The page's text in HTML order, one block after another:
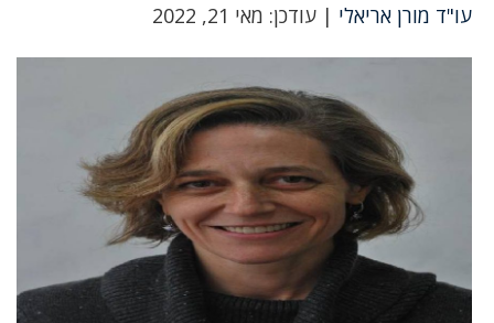
עו"ד מורן אריאלי | עודכן: מאי 21, 2022